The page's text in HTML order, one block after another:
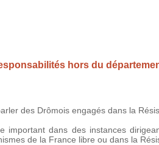
hors du
des Drômois engagés dans la
important dans des instances
de la France libre ou dans la